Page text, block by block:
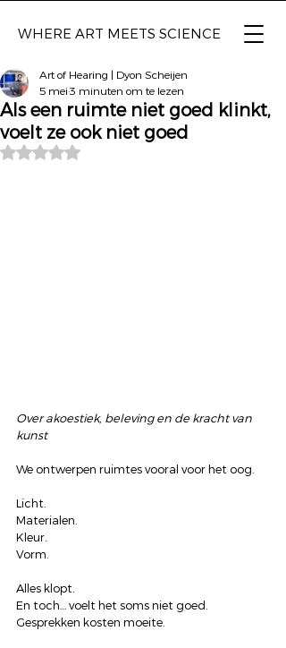
WHERE ART MEETS SCIENCE
Als een ruimte niet goed klinkt,
voelt ze ook niet goed
Art of Hearing | Dyon Scheijen
5 mei 3 minuten om te lezen
Beoordeeld met NaN uit 5 sterren.
Over akoestiek, beleving en de kracht van
kunst
We ontwerpen ruimtes vooral voor het oog.
Licht.
Materialen.
Kleur.
Vorm.
Alles klopt.
En toch… voelt het soms niet goed.
Gesprekken kosten moeite.